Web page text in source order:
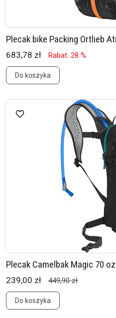
Plecak bike Packing Ortlieb
683,78 zł Rabat: 28 %
Do koszyka
Plecak Camelbak Magic 70
239,00 zł 449,90 zł
Do koszyka